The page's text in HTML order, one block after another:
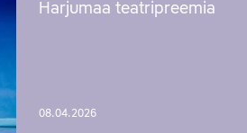
Harjumaa teatripreemia
08.04.2026